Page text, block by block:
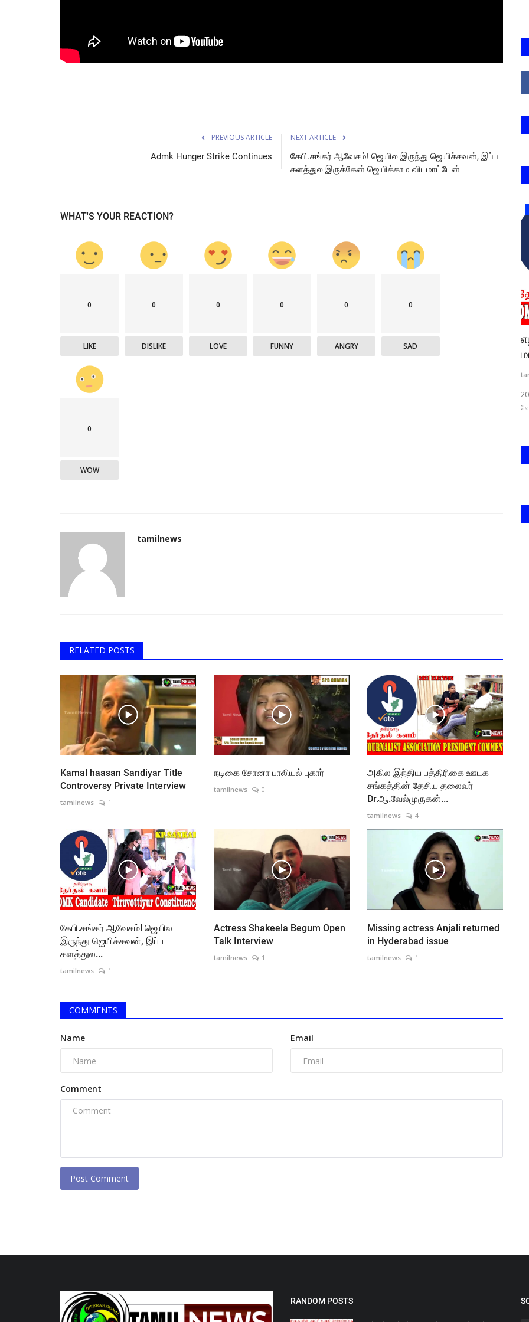
PREVIOUS ARTICLE
Admk Hunger Strike Continues
NEXT ARTICLE
கேபி.சங்கர் ஆவேசம்! ஜெயில இருந்து ஜெயிச்சவன், இப்ப
களத்துல இருக்கேன் ஜெயிக்காம விடமாட்டேன்
WHAT'S YOUR REACTION?
0
LIKE
0
DISLIKE
0
LOVE
0
FUNNY
0
ANGRY
0
SAD
0
WOW
tamilnews
RELATED POSTS
Kamal haasan Sandiyar Title
Controversy Private Interview
tamilnews 1
நடிகை சோனா பாலியல் புகார்
tamilnews 0
அகில இந்திய பத்திரிகை ஊடக
சங்கத்தின் தேசிய தலைவர்
Dr.ஆ.வேல்முருகன்...
tamilnews 4
கேபி.சங்கர் ஆவேசம்! ஜெயில
இருந்து ஜெயிச்சவன், இப்ப
களத்துல...
tamilnews 1
Actress Shakeela Begum Open
Talk Interview
tamilnews 1
Missing actress Anjali returned
in Hyderabad issue
tamilnews 1
COMMENTS
Name Email
Comment
Post Comment
மாணவர்களுக்கு கதர் முகக்கவசம் -
ArunachalPradeah
tamilnews
அருணாச்சலப் பிரதேச அரசு தன் மாநில பள்ளி மாணவர்களுக்கு
எழில்மிகு ஆர்.கே.நகராக தொகுதியை
மாற்றுவேன் ஜே.ஜே.எபினேசர்...
RANDOM POSTS